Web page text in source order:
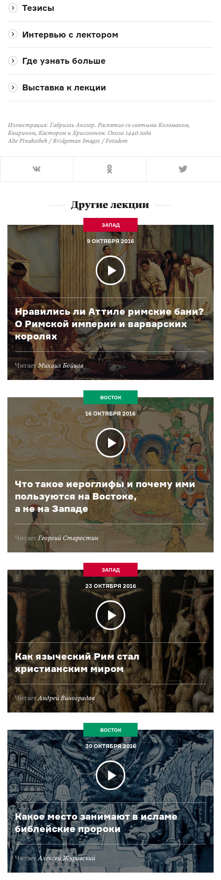
Тезисы
Интервью с лектором
Где узнать больше
Выставка к лекции
Иллюстрация: Габриэль Англер. Распятие со святыми Коломаном,
Квирином, Кастором и Хрисогоном. Около 1440 года
Alte Pinakothek / Bridgeman Images / Fotodom
Другие лекции
ЗАПАД
9 ОКТЯБРЯ 2016
Нравились ли Аттиле римские бани?
О Римской империи и варварских
королях
ЧитаетМихаил Бойцов
ВОСТОК
16 ОКТЯБРЯ 2016
Что такое иероглифы и почему ими
пользуются на Востоке,
а не на Западе
ЧитаетГеоргий Старостин
ЗАПАД
23 ОКТЯБРЯ 2016
Как языческий Рим стал
христианским миром
ЧитаетАндрей Виноградов
ВОСТОК
30 ОКТЯБРЯ 2016
Какое место занимают в исламе
библейские пророки
ЧитаетАлексей Журавский